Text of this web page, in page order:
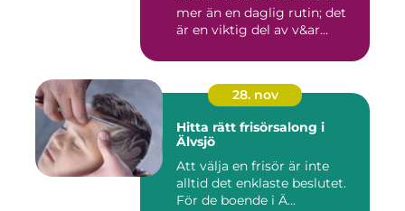
mer än en daglig rutin; det
är en viktig del av v&ar...
28. nov
Hitta rätt frisörsalong i
Älvsjö
Att välja en frisör är inte
alltid det enklaste beslutet.
För de boende i Ä...